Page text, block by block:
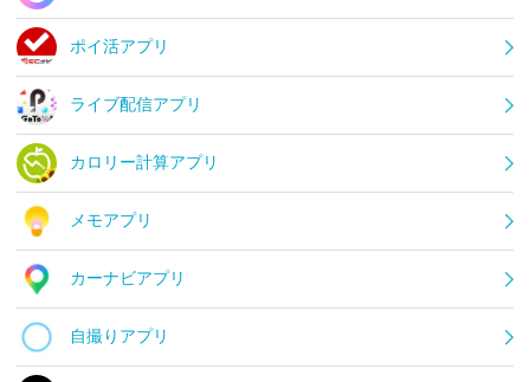
ポイ活アプリ
ライブ配信アプリ
カロリー計算アプリ
メモアプリ
カーナビアプリ
自撮りアプリ